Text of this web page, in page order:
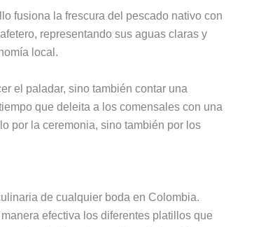
fusiona la frescura del pescado nativo con
representando sus aguas claras y
local.
el paladar, sino también contar una
que deleita a los comensales con una
por la ceremonia, sino también por los
de cualquier boda en Colombia.
efectiva los diferentes platillos que